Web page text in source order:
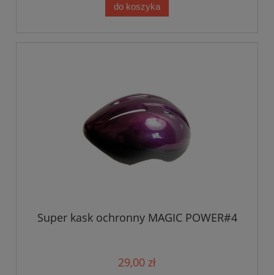
do koszyka
Super kask ochronny MAGIC POWER#4
29,00 zł